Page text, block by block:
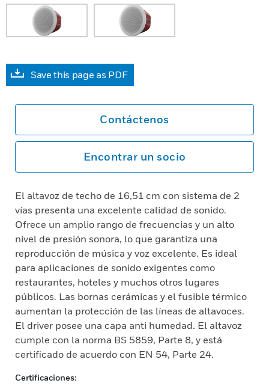
Save this page as PDF
Contáctenos
Encontrar un socio
El altavoz de techo de 16,51 cm con sistema de 2
vías presenta una excelente calidad de sonido.
Ofrece un amplio rango de frecuencias y un alto
nivel de presión sonora, lo que garantiza una
reproducción de música y voz excelente. Es ideal
para aplicaciones de sonido exigentes como
restaurantes, hoteles y muchos otros lugares
públicos. Las bornas cerámicas y el fusible térmico
aumentan la protección de las líneas de altavoces.
El driver posee una capa anti humedad. El altavoz
cumple con la norma BS 5859, Parte 8, y está
certificado de acuerdo con EN 54, Parte 24.
Certificaciones: